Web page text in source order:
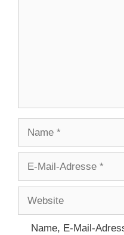
Adresse
Name, E-Mail-